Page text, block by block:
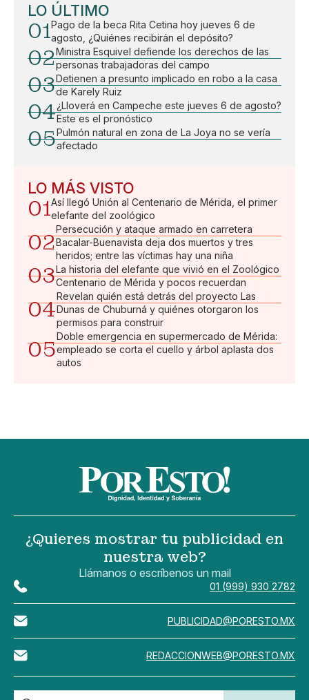
LO ÚLTIMO
01Pago de la beca Rita Cetina hoy jueves 6 de
agosto, ¿Quiénes recibirán el depósito?
02Ministra Esquivel defiende los derechos de las
personas trabajadoras del campo
03Detienen a presunto implicado en robo a la casa
de Karely Ruiz
04¿Lloverá en Campeche este jueves 6 de agosto?
Este es el pronóstico
05Pulmón natural en zona de La Joya no se vería
afectado
LO MÁS VISTO
01Así llegó Unión al Centenario de Mérida, el primer
elefante del zoológico
02
Persecución y ataque armado en carretera
Bacalar-Buenavista deja dos muertos y tres
heridos; entre las víctimas hay una niña
03La historia del elefante que vivió en el Zoológico
Centenario de Mérida y pocos recuerdan
04
Revelan quién está detrás del proyecto Las
Dunas de Chuburná y quiénes otorgaron los
permisos para construir
05
Doble emergencia en supermercado de Mérida:
empleado se corta el cuello y árbol aplasta dos
autos
¿Quieres mostrar tu publicidad en
nuestra web?
Llámanos o escríbenos un mail
01 (999) 930 2782
PUBLICIDAD@PORESTO.MX
REDACCIONWEB@PORESTO.MX